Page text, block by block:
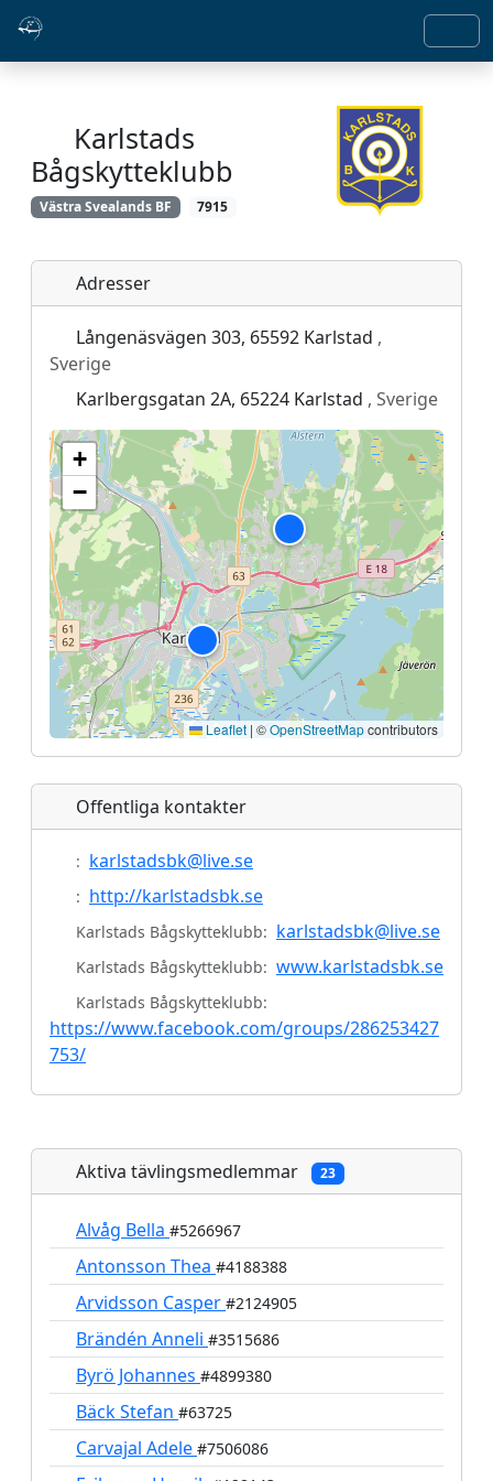
Karlstads
Bågskytteklubb
Västra Svealands BF 7915
Adresser
Långenäsvägen 303, 65592 Karlstad ,
Sverige
Karlbergsgatan 2A, 65224 Karlstad , Sverige
+
−
Leaflet | ©OpenStreetMapcontributors
Offentliga kontakter
: karlstadsbk@live.se
: http://karlstadsbk.se
Karlstads Bågskytteklubb: karlstadsbk@live.se
Karlstads Bågskytteklubb: www.karlstadsbk.se
Karlstads Bågskytteklubb:
https://www.facebook.com/groups/286253427
753/
Aktiva tävlingsmedlemmar 23
Alvåg Bella #5266967
Antonsson Thea #4188388
Arvidsson Casper #2124905
Brändén Anneli #3515686
Byrö Johannes #4899380
Bäck Stefan #63725
Carvajal Adele #7506086